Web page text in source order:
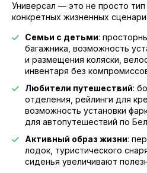
Универсал — это не просто
конкретных жизненных
Семьи с детьми:
багажника, возможность
и размещения коляски,
инвентаря без
Любители путешествий:
отделения, рейлинги для
возможность установки
для автопутешествий по
Активный образ жизни:
лодок, туристического
сиденья увеличивают